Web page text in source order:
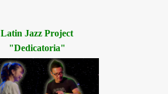
Latin Jazz Project
"Dedicatoria"